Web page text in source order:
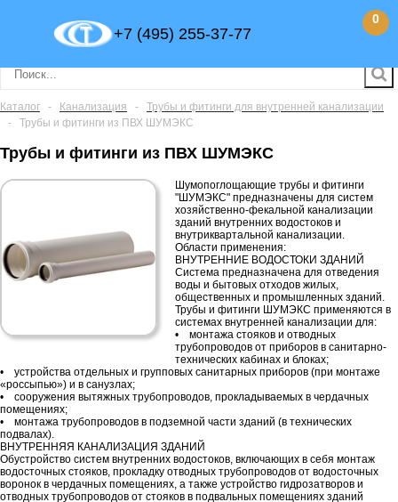
+7 (495) 255-37-77
0
Каталог - Канализация -
Трубы и фитинги для внутренней канализации
-
Трубы и фитинги из ПВХ ШУМЭКС
Трубы и фитинги из ПВХ ШУМЭКС
Шумопоглощающие трубы и фитинги
"ШУМЭКС" предназначены для систем
хозяйственно-фекальной канализации
зданий внутренних водостоков и
внутриквартальной канализации.
Области применения:
ВНУТРЕННИЕ ВОДОСТОКИ ЗДАНИЙ
Система предназначена для отведения
воды и бытовых отходов жилых,
общественных и промышленных зданий.
Трубы и фитинги ШУМЭКС применяются в
системах внутренней канализации для:
• монтажа стояков и отводных
трубопроводов от приборов в санитарно-
технических кабинах и блоках;
• устройства отдельных и групповых санитарных приборов (при монтаже
«россыпью») и в санузлах;
• сооружения вытяжных трубопроводов, прокладываемых в чердачных
помещениях;
• монтажа трубопроводов в подземной части зданий (в технических
подвалах).
ВНУТРЕННЯЯ КАНАЛИЗАЦИЯ ЗДАНИЙ
Обустройство систем внутренних водостоков, включающих в себя монтаж
водосточных стояков, прокладку отводных трубопроводов от водосточных
воронок в чердачных помещениях, а также устройство гидрозатворов и
отводных трубопроводов от стояков в подвальных помещениях зданий